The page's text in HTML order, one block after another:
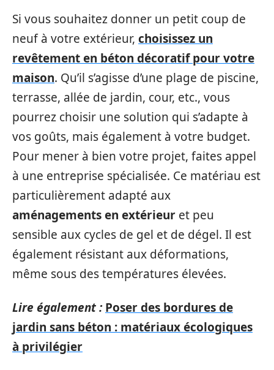
Si vous souhaitez donner un petit coup de
neuf à votre extérieur, choisissez un
revêtement en béton décoratif pour votre
maison. Qu’il s’agisse d’une plage de piscine,
terrasse, allée de jardin, cour, etc., vous
pourrez choisir une solution qui s’adapte à
vos goûts, mais également à votre budget.
Pour mener à bien votre projet, faites appel
à une entreprise spécialisée. Ce matériau est
particulièrement adapté aux
aménagements en extérieur et peu
sensible aux cycles de gel et de dégel. Il est
également résistant aux déformations,
même sous des températures élevées.
Lire également : Poser des bordures de
jardin sans béton : matériaux écologiques
à privilégier